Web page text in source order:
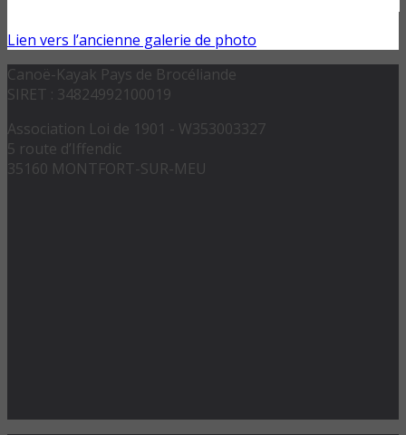
Lien vers l’ancienne galerie de photo
Canoë-Kayak Pays de Brocéliande
SIRET : 34824992100019
Association Loi de 1901 - W353003327
5 route d’Iffendic
35160 MONTFORT-SUR-MEU